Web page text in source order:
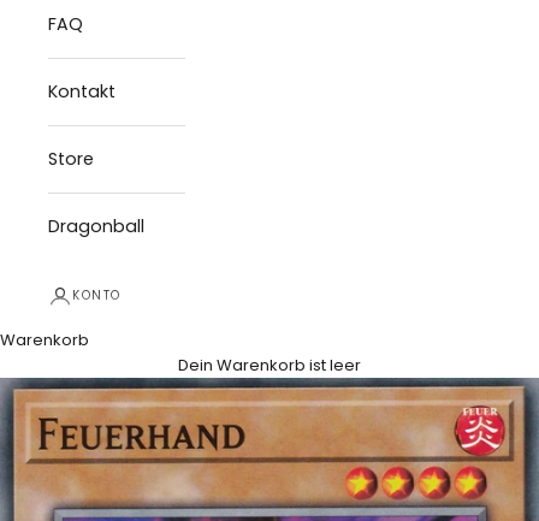
FAQ
Kontakt
Store
Dragonball
KONTO
Warenkorb
Dein Warenkorb ist leer